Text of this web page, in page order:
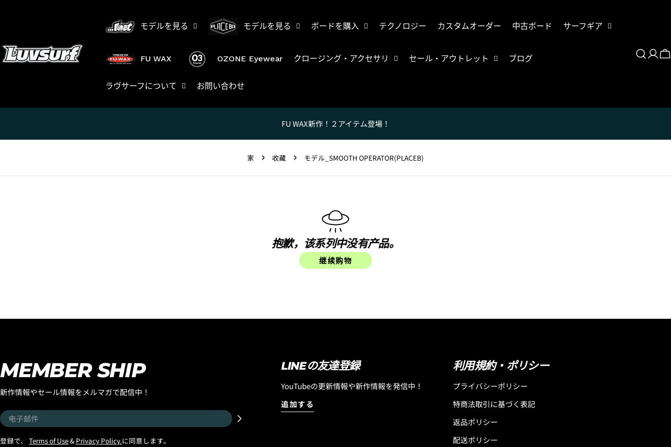
モデルを見る モデルを見る ボードを購入 テクノロジー カスタムオーダー 中古ボード サーフギア
FU WAX OZONE Eyewear クロージング・アクセサリ セール・アウトレット ブログ
ラヴサーフについて お問い合わせ
登
FU WAX新作！２アイテム登場！
家 收藏 モデル_SMOOTH OPERATOR(PLACEB)
抱歉，该系列中没有产品。
继续购物
MEMBER SHIP
新作情報やセール情報をメルマガで配信中！
电
子
邮
登録で、 Terms of Use& Privacy Policy.に同意します。
LINEの友達登録
YouTubeの更新情報や新作情報を発信中！
追加する
利用規約・ポリシー
プライバシーポリシー
特商法取引に基づく表記
返品ポリシー
配送ポリシー